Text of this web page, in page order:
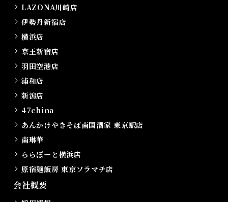
LAZONA川崎店
伊勢丹新宿店
横浜店
京王新宿店
羽田空港店
浦和店
新潟店
47china
あんかけやきそば南国酒家 東京駅店
南琳華
ららぽーと横浜店
原宿麺飯房 東京ソラマチ店
会社概要